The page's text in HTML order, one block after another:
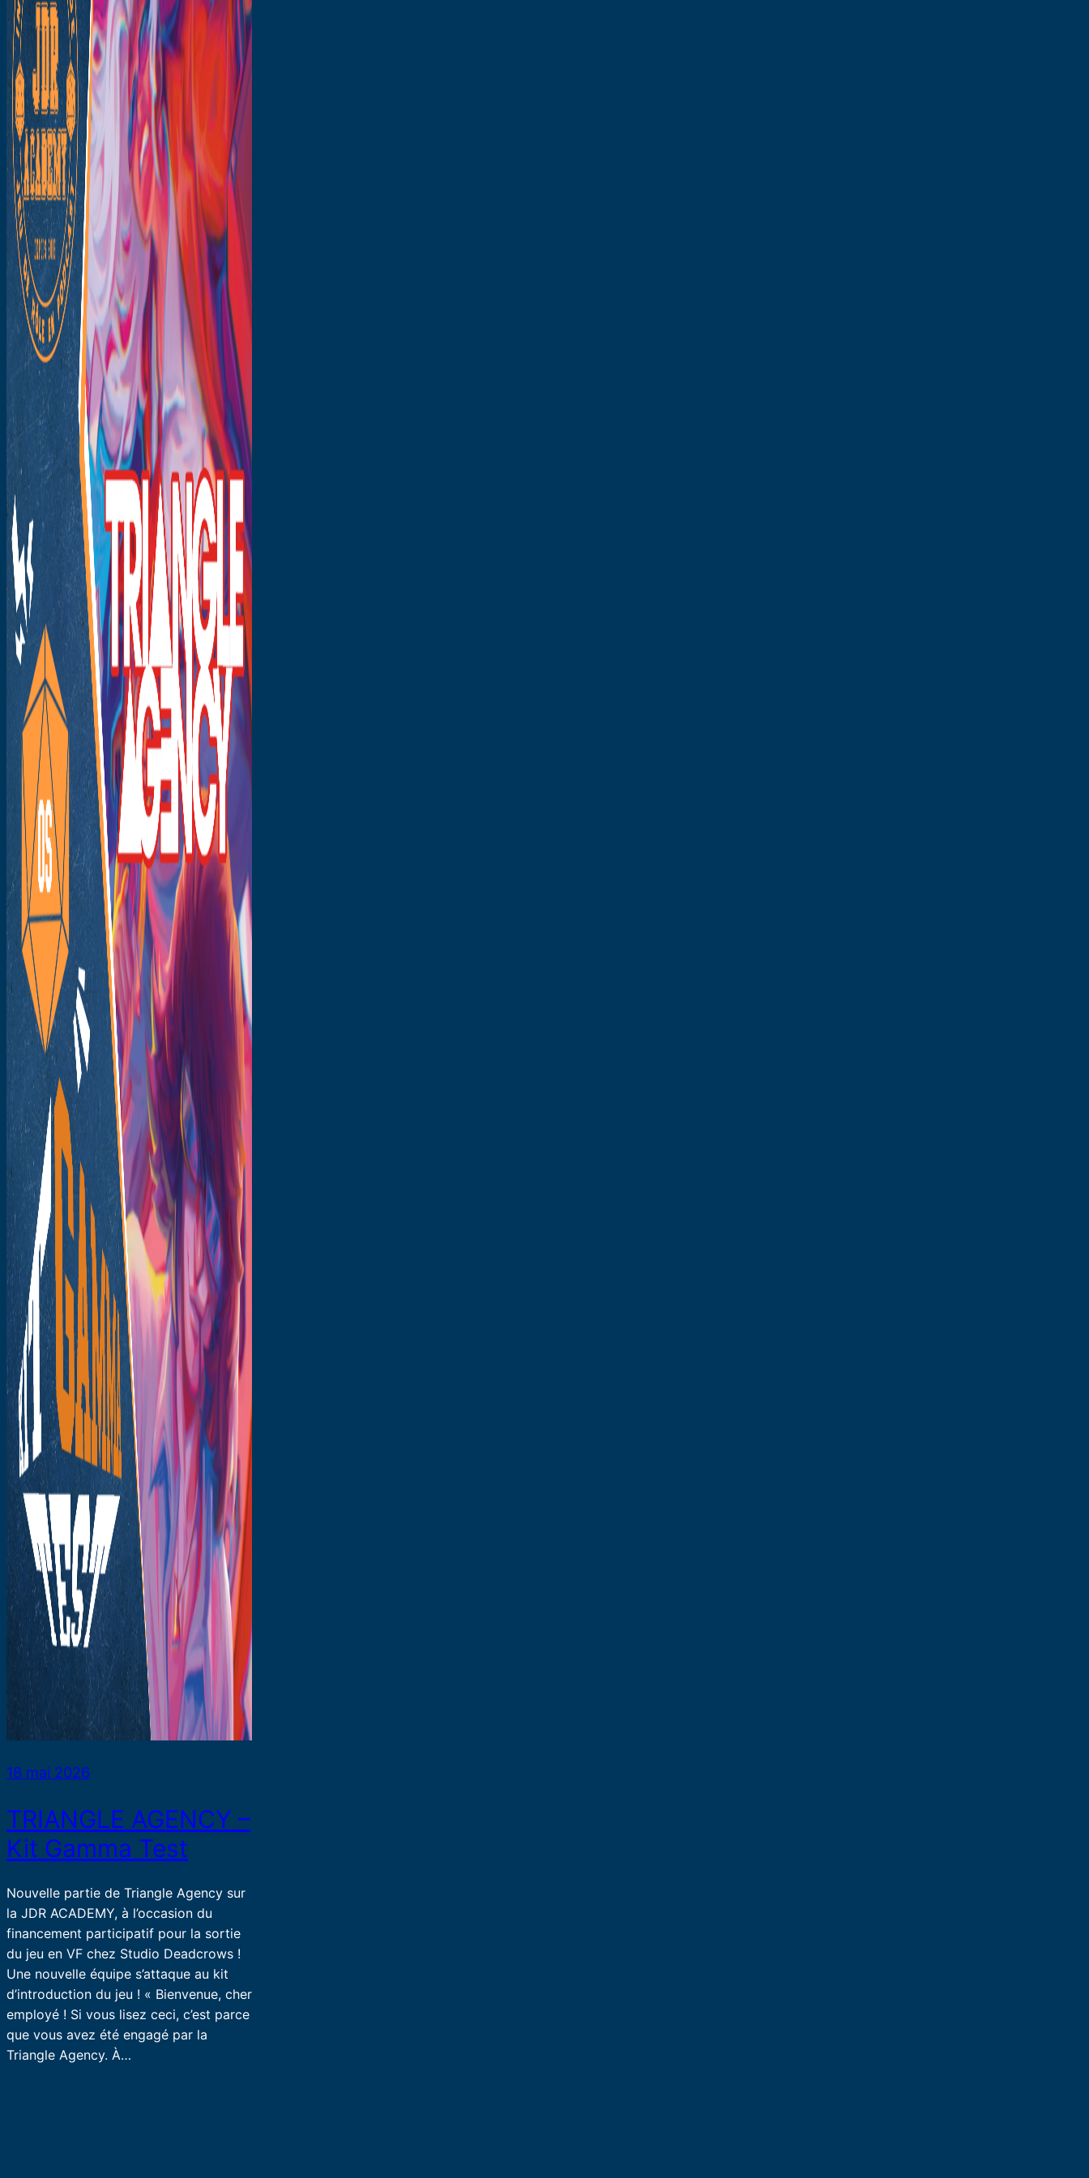
18 mai 2026
TRIANGLE AGENCY –
Kit Gamma Test
Nouvelle partie de Triangle Agency sur
la JDR ACADEMY, à l’occasion du
financement participatif pour la sortie
du jeu en VF chez Studio Deadcrows !
Une nouvelle équipe s’attaque au kit
d’introduction du jeu ! « Bienvenue, cher
employé ! Si vous lisez ceci, c’est parce
que vous avez été engagé par la
Triangle Agency. À…